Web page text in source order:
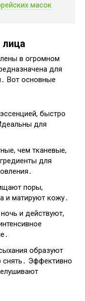
масок
в огромном
для
Вот основные
быстро
для
чем тканевые,
для
поры,
и матируют кожу․
и действуют,
образуют
снять․ Эффективно